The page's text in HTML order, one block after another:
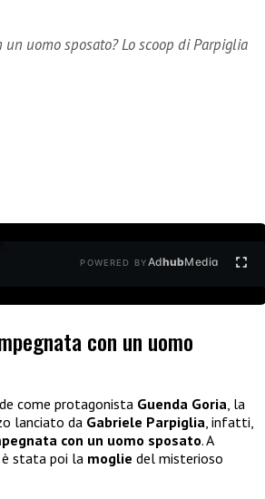
uomo sposato? Lo scoop di Parpiglia
POWERED BYAdhubMedia
con un uomo
come protagonista Guenda Goria, la
lanciato da Gabriele Parpiglia, infatti,
con un uomo sposato. A
stata poi la moglie del misterioso